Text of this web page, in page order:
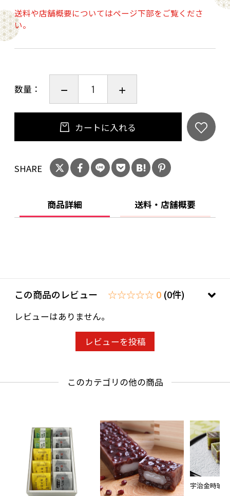
踊せんべいでしか味わうことの出来ない卵の香
り・旨味。上品な風味・甘みの粒あんとの相性
菓子やお土産にどうぞ。
踊かさねの詳細は下記をご覧ください。
https://chikiriya-kyoto.com/odorikasane/
こだわりの原料は下記の通りです。
■グルテンの少ない最上級の九州産小麦粉
■国産生はちみつ
下記をご覧ください。
https://chikiriya-kyoto.com/message/
素材へのこだわりは下記をご覧ください。
https://chikiriya-kyoto.com/policy/
原材料：小麦粉・砂糖・卵・小豆・寒天・蜂蜜
賞味期限：製造日より10日（季節により多少の
変動有り）
栄養成分表示（1個当たり）：エネルギー
100.8kcal、タンパク質2.18g、脂質0.34g、炭水
化物22.6g、食塩相当量0.01g（推定値）
送料や店舗概要についてはページ下部をご覧くださ
い。
数量：
カートに入れる
SHARE
商品詳細 送料・店舗概要
この商品のレビュー ☆☆☆☆☆ 0 (0件)
レビューはありません。
レビューを投稿
このカテゴリの他の商品
宇治金時琥